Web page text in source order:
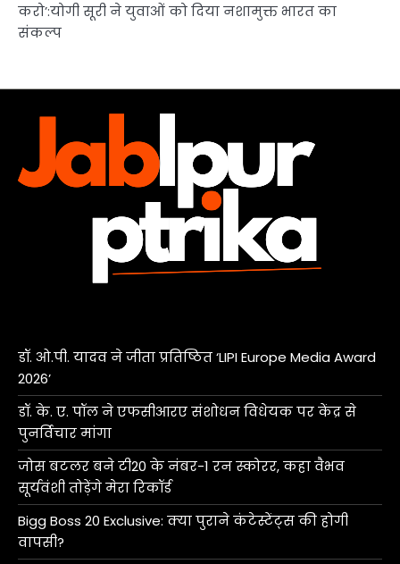
करो’:योगी सूरी ने युवाओं को दिया नशामुक्त भारत का
संकल्प
डॉ. ओ.पी. यादव ने जीता प्रतिष्ठित ‘LIPI Europe Media Award
2026’
डॉ. के. ए. पॉल ने एफसीआरए संशोधन विधेयक पर केंद्र से
पुनर्विचार मांगा
जोस बटलर बने टी20 के नंबर-1 रन स्कोरर, कहा वैभव
सूर्यवंशी तोड़ेंगे मेरा रिकॉर्ड
Bigg Boss 20 Exclusive: क्या पुराने कंटेस्टेंट्स की होगी
वापसी?